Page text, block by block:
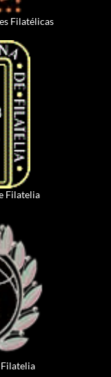
Filatélicas
Filatelia